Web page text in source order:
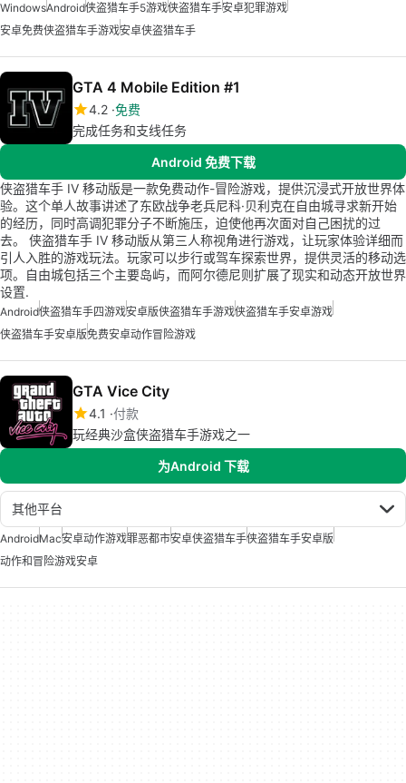
WindowsAndroid侠盗猎车手5游戏侠盗猎车手安卓犯罪游戏
安卓免费侠盗猎车手游戏安卓侠盗猎车手
GTA 4 Mobile Edition #1
4.2 免费
完成任务和支线任务
Android 免费下载
侠盗猎车手 IV 移动版是一款免费动作-冒险游戏，提供沉浸式开放世界体
验。这个单人故事讲述了东欧战争老兵尼科·贝利克在自由城寻求新开始
的经历，同时高调犯罪分子不断施压，迫使他再次面对自己困扰的过
去。 侠盗猎车手 IV 移动版从第三人称视角进行游戏，让玩家体验详细而
引人入胜的游戏玩法。玩家可以步行或驾车探索世界，提供灵活的移动选
项。自由城包括三个主要岛屿，而阿尔德尼则扩展了现实和动态开放世界
设置.
Android侠盗猎车手四游戏安卓版侠盗猎车手游戏侠盗猎车手安卓游戏
侠盗猎车手安卓版免费安卓动作冒险游戏
GTA Vice City
4.1 付款
玩经典沙盒侠盗猎车手游戏之一
为Android 下载
其他平台
AndroidMac安卓动作游戏罪恶都市安卓侠盗猎车手侠盗猎车手安卓版
动作和冒险游戏安卓